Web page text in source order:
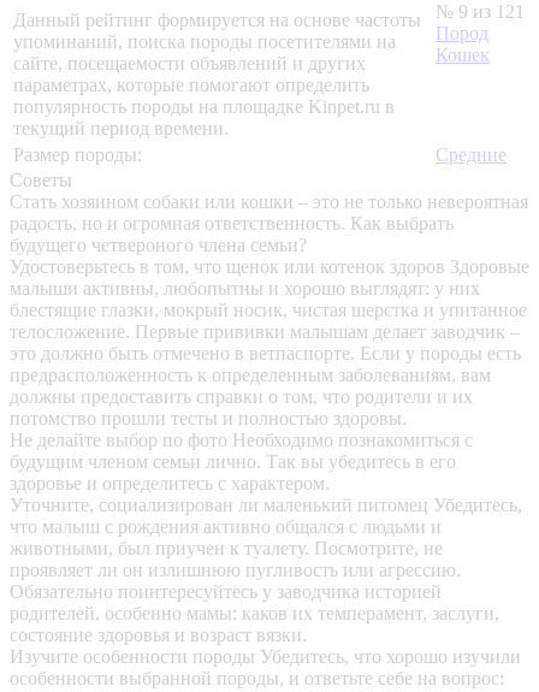
Данный рейтинг формируется на основе частоты
упоминаний, поиска породы посетителями на
сайте, посещаемости объявлений и других
параметрах, которые помогают определить
популярность породы на площадке Kinpet.ru в
текущий период времени.
№ 9 из 121
Пород
Кошек
Размер породы:
Средние
Советы
Стать хозяином собаки или кошки – это не только невероятная
радость, но и огромная ответственность. Как выбрать
будущего четвероного члена семьи?
Удостоверьтесь в том, что щенок или котенок здоров Здоровые
малыши активны, любопытны и хорошо выглядят: у них
блестящие глазки, мокрый носик, чистая шерстка и упитанное
телосложение. Первые прививки малышам делает заводчик –
это должно быть отмечено в ветпаспорте. Если у породы есть
предрасположенность к определенным заболеваниям, вам
должны предоставить справки о том, что родители и их
потомство прошли тесты и полностью здоровы.
Не делайте выбор по фото Необходимо познакомиться с
будущим членом семьи лично. Так вы убедитесь в его
здоровье и определитесь с характером.
Уточните, социализирован ли маленький питомец Убедитесь,
что малыш с рождения активно общался с людьми и
животными, был приучен к туалету. Посмотрите, не
проявляет ли он излишнюю пугливость или агрессию.
Обязательно поинтересуйтесь у заводчика историей
родителей, особенно мамы: каков их темперамент, заслуги,
состояние здоровья и возраст вязки.
Изучите особенности породы Убедитесь, что хорошо изучили
особенности выбранной породы, и ответьте себе на вопрос: